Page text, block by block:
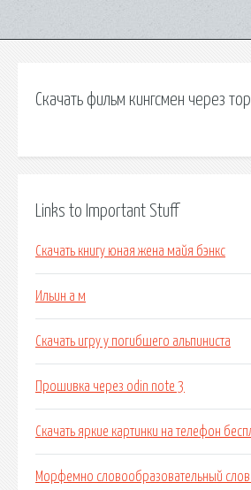
Скачать фильм кингсмен через
Links to Important Stuff
Скачать книгу юная жена майя бэнкс
Ильин а м
Скачать игру у погибшего альпиниста
Прошивка через odin note 3
Скачать яркие картинки на телефон
Морфемно словообразовательный